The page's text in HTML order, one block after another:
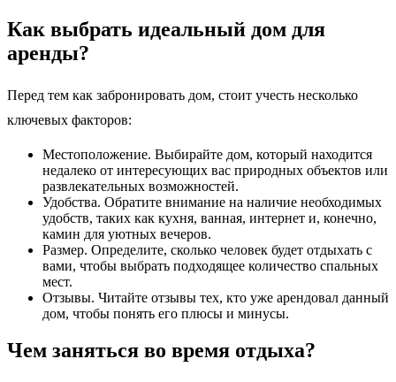
Как выбрать идеальный дом для
аренды?
Перед тем как забронировать дом, стоит учесть несколько
ключевых факторов:
Местоположение. Выбирайте дом, который находится
недалеко от интересующих вас природных объектов или
развлекательных возможностей.
Удобства. Обратите внимание на наличие необходимых
удобств, таких как кухня, ванная, интернет и, конечно,
камин для уютных вечеров.
Размер. Определите, сколько человек будет отдыхать с
вами, чтобы выбрать подходящее количество спальных
мест.
Отзывы. Читайте отзывы тех, кто уже арендовал данный
дом, чтобы понять его плюсы и минусы.
Чем заняться во время отдыха?